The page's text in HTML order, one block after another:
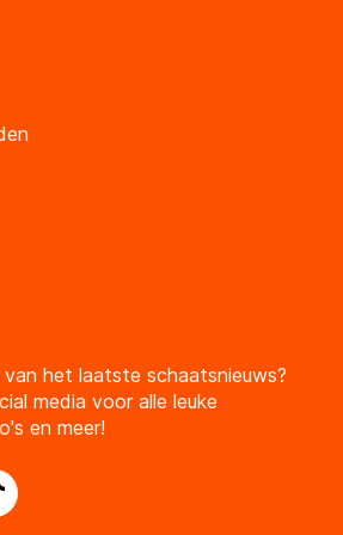
het laatste schaatsnieuws?
media voor alle leuke
en meer!